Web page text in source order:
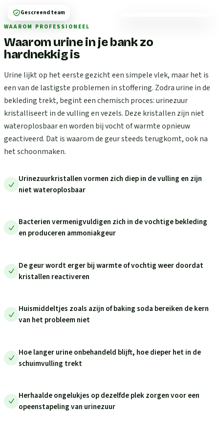
WAAROM PROFESSIONEEL
Waarom urine in je bank zo
hardnekkig is
Urine lijkt op het eerste gezicht een simpele vlek, maar het is
een van de lastigste problemen in stoffering. Zodra urine in de
bekleding trekt, begint een chemisch proces: urinezuur
kristalliseert in de vulling en vezels. Deze kristallen zijn niet
wateroplosbaar en worden bij vocht of warmte opnieuw
geactiveerd. Dat is waarom de geur steeds terugkomt, ook na
het schoonmaken.
Urinezuurkristallen vormen zich diep in de vulling en zijn
niet wateroplosbaar
Bacterien vermenigvuldigen zich in de vochtige bekleding
en produceren ammoniakgeur
De geur wordt erger bij warmte of vochtig weer doordat
kristallen reactiveren
Huismiddeltjes zoals azijn of baking soda bereiken de kern
van het probleem niet
Hoe langer urine onbehandeld blijft, hoe dieper het in de
schuimvulling trekt
Herhaalde ongelukjes op dezelfde plek zorgen voor een
opeenstapeling van urinezuur
Gescreend team